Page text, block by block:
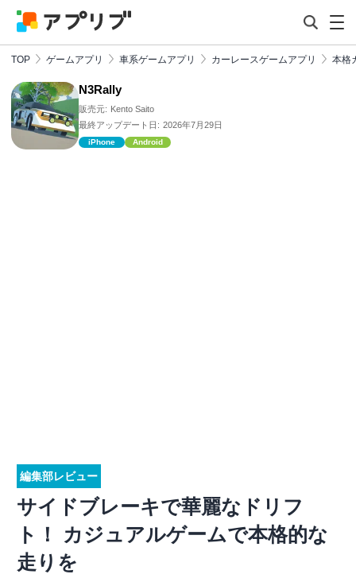
TOP ゲームアプリ 車系ゲームアプリ カーレースゲームアプリ 本格
N3Rally
販売元: Kento Saito
最終アップデート日: 2026年7月29日
iPhone Android
編集部レビュー
サイドブレーキで華麗なドリフ
ト！ カジュアルゲームで本格的な
走りを